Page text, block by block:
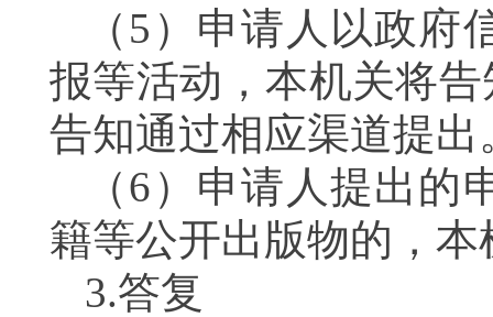
（5）申请人以政
报等活动，本机关将
告知通过相应渠道提出
（6）申请人提出
籍等公开出版物的，
3.答复